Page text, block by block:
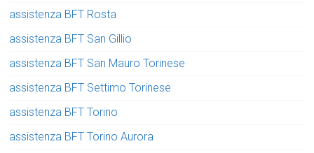
assistenza BFT Rosta
assistenza BFT San Gillio
assistenza BFT San Mauro Torinese
assistenza BFT Settimo Torinese
assistenza BFT Torino
assistenza BFT Torino Aurora